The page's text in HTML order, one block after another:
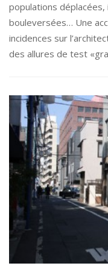
populations
bouleversées… Une
incidences sur
des allures de test